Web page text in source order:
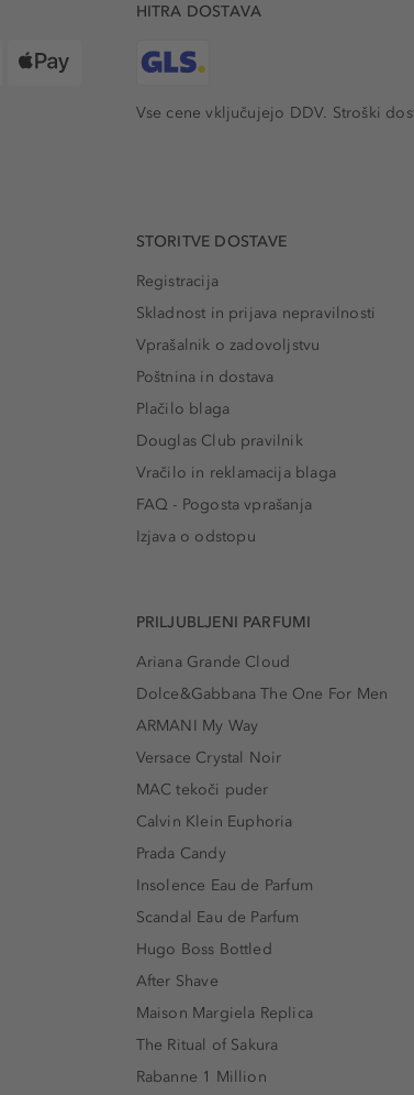
HITRA DOSTAVA
Vse cene vključujejo DDV. Stroški
STORITVE DOSTAVE
Registracija
Skladnost in prijava nepravilnosti
Vprašalnik o zadovoljstvu
Poštnina in dostava
Plačilo blaga
Douglas Club pravilnik
Vračilo in reklamacija blaga
FAQ - Pogosta vprašanja
Izjava o odstopu
PRILJUBLJENI PARFUMI
Ariana Grande Cloud
Dolce&Gabbana The One For Men
ARMANI My Way
Versace Crystal Noir
MAC tekoči puder
Calvin Klein Euphoria
Prada Candy
Insolence Eau de Parfum
Scandal Eau de Parfum
Hugo Boss Bottled
After Shave
Maison Margiela Replica
The Ritual of Sakura
Rabanne 1 Million